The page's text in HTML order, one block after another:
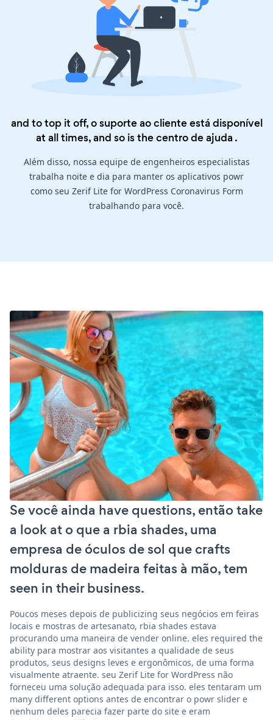
and to top it off, o suporte ao cliente está disponível
at all times, and so is thecentro de ajuda .
Além disso, nossa equipe de engenheiros especialistas
trabalha noite e dia para manter os aplicativos powr
como seu Zerif Lite for WordPress Coronavirus Form
trabalhando para você.
Se você ainda have questions, então take
a look at o que a rbia shades, uma
empresa de óculos de sol que crafts
molduras de madeira feitas à mão, tem
seen in their business.
Poucos meses depois de publicizing seus negócios em feiras
locais e mostras de artesanato, rbia shades estava
procurando uma maneira de vender online. eles required the
ability para mostrar aos visitantes a qualidade de seus
produtos, seus designs leves e ergonômicos, de uma forma
visualmente atraente. seu Zerif Lite for WordPress não
forneceu uma solução adequada para isso. eles tentaram um
many different options antes de encontrar o powr slider e
nenhum deles parecia fazer parte do site e eram